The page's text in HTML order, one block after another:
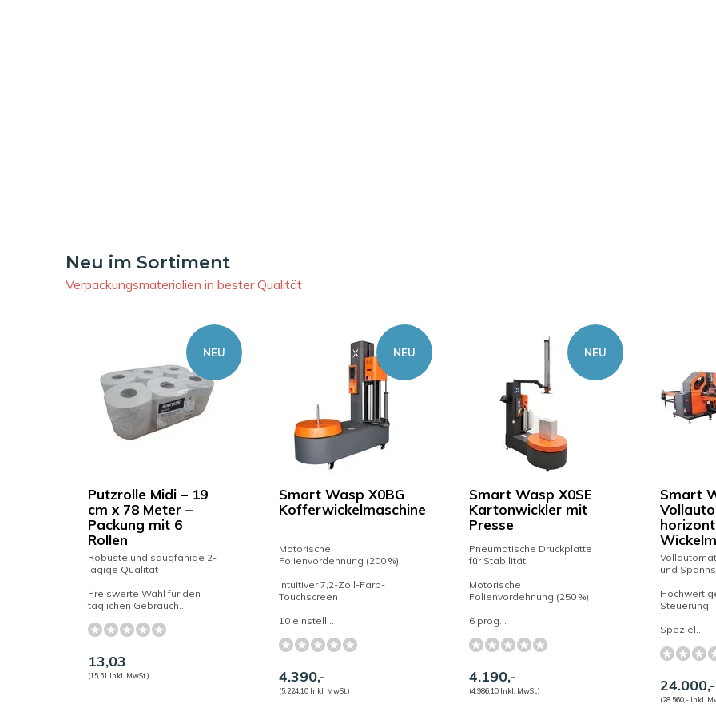
Neu im Sortiment
Verpackungsmaterialien in bester Qualität
Putzrolle Midi – 19
cm x 78 Meter –
Packung mit 6
Rollen
NEU
Robuste und saugfähige 2-
lagige Qualität
Preiswerte Wahl für den
täglichen Gebrauch...
13,03
(15,51 Inkl. MwSt.)
Smart Wasp X0BG
Kofferwickelmaschine
NEU
Motorische
Folienvordehnung (200 %)
Intuitiver 7,2-Zoll-Farb-
Touchscreen
10 einstell...
4.390,-
(5.224,10 Inkl. MwSt.)
Smart Wasp X0SE
Kartonwickler mit
Presse
NEU
Pneumatische Druckplatte
für Stabilität
Motorische
Folienvordehnung (250 %)
6 prog...
4.190,-
(4.986,10 Inkl. MwSt.)
Smart
und
Steuerung
Speziel...
24.000,-
(28.560,- Inkl.